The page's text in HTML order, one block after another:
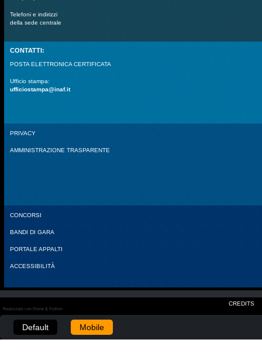
Telefoni e indirizzi
della sede centrale
CONTATTI:
POSTA ELETTRONICA CERTIFICATA
Ufficio stampa:
ufficiostampa@inaf.it
PRIVACY
AMMINISTRAZIONE TRASPARENTE
CONCORSI
BANDI DI GARA
PORTALE APPALTI
ACCESSIBILITÀ
CREDITS
Realizzato con Plone & Python
Default Mobile